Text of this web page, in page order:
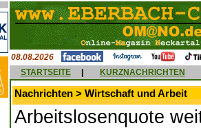
08.08.2026
STARTSEITE
KURZNACHRICHTEN
Nachrichten > Wirtschaft und Arbeit
Arbeitslosenquote